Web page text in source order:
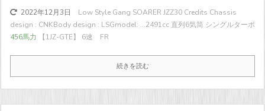
2022年12月3日
Low Style Gang SOARER JZZ30 Credits Chassis
design : CNKBody design : LSGmodel: ...2491cc 直列6気筒 シングルターボ
456馬力 【1JZ-GTE】 6速 FR
続きを読む